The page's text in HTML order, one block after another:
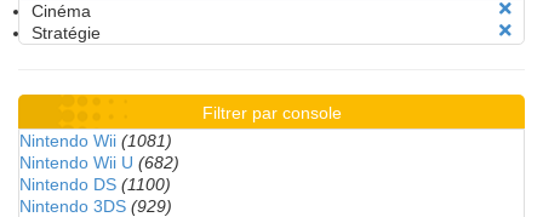
Cinéma
Stratégie
Filtrer par console
Nintendo Wii (1081)
Nintendo Wii U (682)
Nintendo DS (1100)
Nintendo 3DS (929)